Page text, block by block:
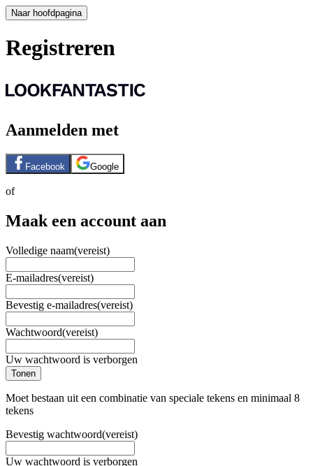
Naar hoofdpagina
Registreren
Aanmelden met
Facebook Google
of
Maak een account aan
Volledige naam(vereist)
E-mailadres(vereist)
Bevestig e-mailadres(vereist)
Wachtwoord(vereist)
Uw wachtwoord is verborgen
Tonen
Moet bestaan uit een combinatie van speciale tekens en minimaal 8
tekens
Bevestig wachtwoord(vereist)
Uw wachtwoord is verborgen